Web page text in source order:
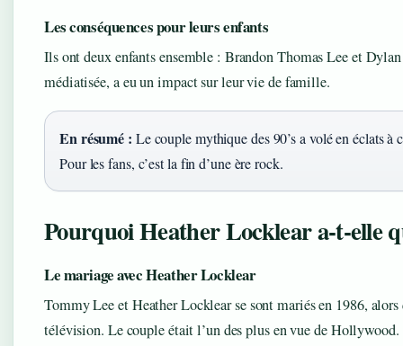
Les conséquences pour leurs enfants
Ils ont deux enfants ensemble : Brandon Thomas Lee et
médiatisée, a eu un impact sur leur vie de famille.
En résumé : Le couple mythique des 90’s a volé en éclats
Pour les fans, c’est la fin d’une ère rock.
Pourquoi Heather Locklear a-t-elle
Le mariage avec Heather Locklear
Tommy Lee et Heather Locklear se sont mariés en 1986,
télévision. Le couple était l’un des plus en vue de Hollywood.